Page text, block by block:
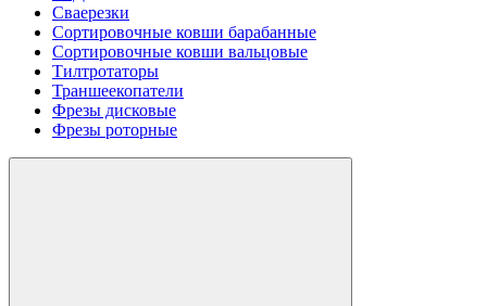
Сваерезки
Сортировочные ковши барабанные
Сортировочные ковши вальцовые
Тилтротаторы
Траншеекопатели
Фрезы дисковые
Фрезы роторные